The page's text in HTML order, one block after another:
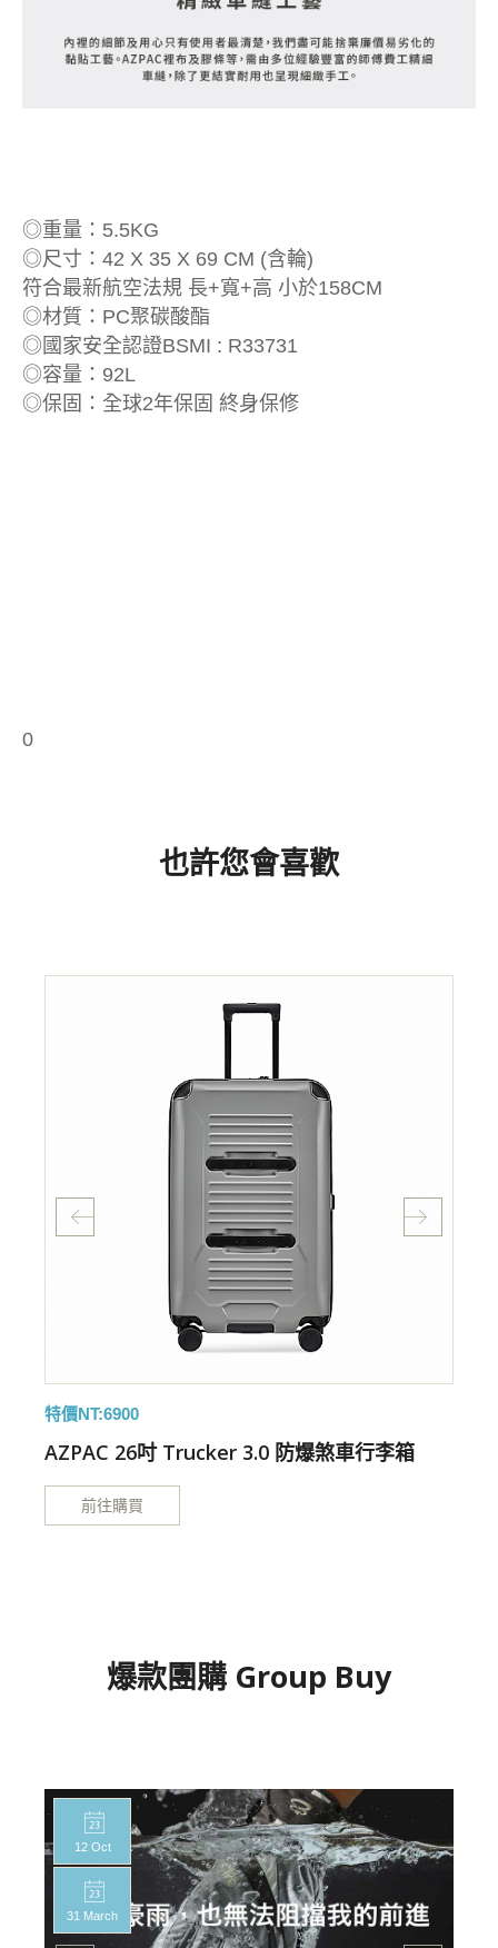
◎重量：5.5KG
◎尺寸：42 X 35 X 69 CM (含輪)
符合最新航空法規 長+寬+高 小於158CM
◎材質：PC聚碳酸酯
◎國家安全認證BSMI : R33731
◎容量：92L
◎保固：全球2年保固 終身保修
0
也許您會喜歡
特價NT:6900
AZPAC 26吋 Trucker 3.0 防爆煞車行李箱
前往購買
爆款團購 Group Buy
12 Oct
31 March